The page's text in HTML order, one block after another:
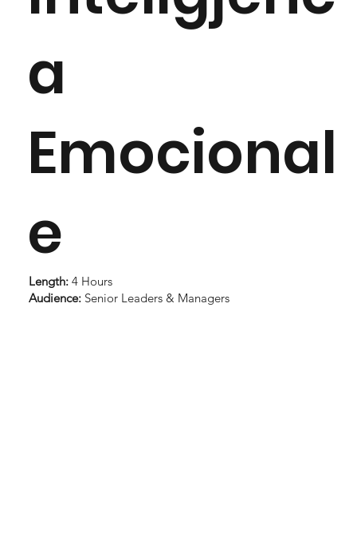
Length: 4 Hours
Audience:Senior Leaders & Managers
a
Emocional
e